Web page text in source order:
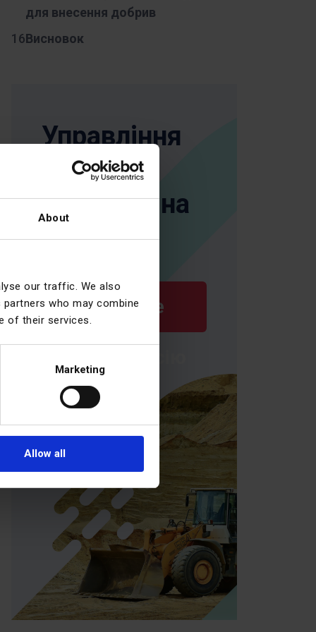
About
our traffic. We also
who may combine
of their services.
Marketing
Allow all
для внесення добрив
Висновок
Управління
важкою
технікою на
ходу
Замовте